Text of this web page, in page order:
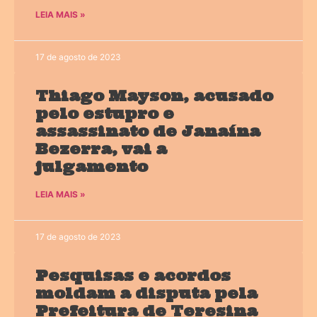
LEIA MAIS »
17 de agosto de 2023
Thiago Mayson, acusado
pelo estupro e
assassinato de Janaína
Bezerra, vai a
julgamento
LEIA MAIS »
17 de agosto de 2023
Pesquisas e acordos
moldam a disputa pela
Prefeitura de Teresina